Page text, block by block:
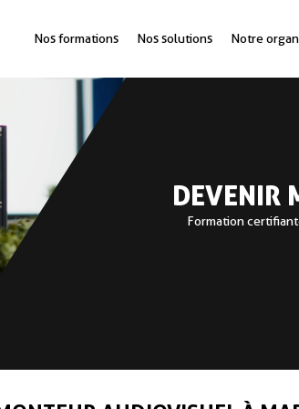
Nos formations Nos solutions Notre
avec nos formations certifiées en alternance !
pour les préparer à vos enjeux de
DEVENIR
Formation